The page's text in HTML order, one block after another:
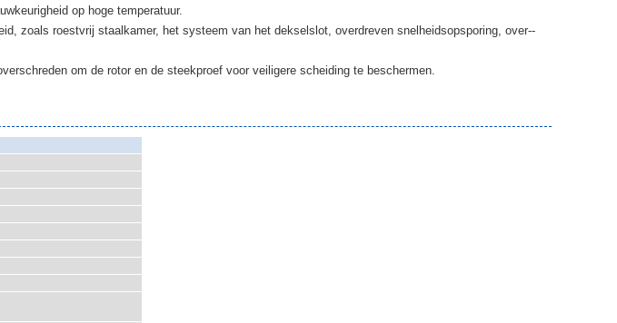
op hoge temperatuur.
zoals roestvrij staalkamer, het systeem van het dekselslot, overdreven snelheidsopsporing, over--
om de rotor en de steekproef voor veiligere scheiding te beschermen.